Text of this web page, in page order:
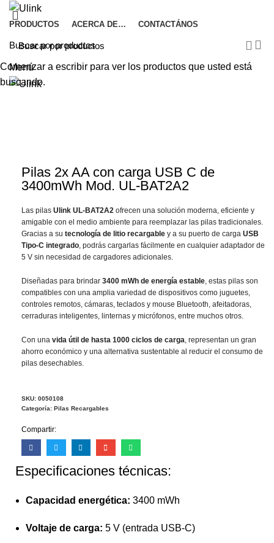
PRODUCTOS ACERCA DE… CONTACTÁNOS
Menú
Pilas 2x AA con carga USB C de
3400mWh Mod. UL-BAT2A2
Las pilas Ulink UL-BAT2A2 ofrecen una solución moderna, eficiente y
amigable con el medio ambiente para reemplazar las pilas tradicionales.
Gracias a su tecnología de litio recargable y a su puerto de carga USB
Tipo-C integrado , podrás cargarlas fácilmente en cualquier adaptador de
5 V sin necesidad de cargadores adicionales.
Diseñadas para brindar 3400 mWh de energía estable , estas pilas son
compatibles con una amplia variedad de dispositivos como juguetes,
controles remotos, cámaras, teclados y mouse Bluetooth, afeitadoras,
cerraduras inteligentes, linternas y micrófonos, entre muchos otros.
Con una vida útil de hasta 1000 ciclos de carga , representan un gran
ahorro económico y una alternativa sustentable al reducir el consumo de
pilas desechables.
SKU: 0050108
Categoría: Pilas Recargables
Compartir:
Especificaciones técnicas:
Capacidad energética: 3400 mWh
Voltaje de carga: 5 V (entrada USB-C)
Comenzar a escribir para ver los productos que usted está
buscando.